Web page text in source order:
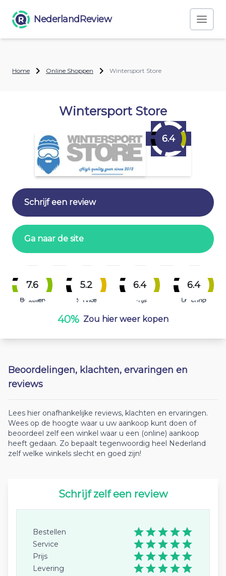
NederlandReview
Home Online Shoppen Wintersport Store
Wintersport Store
6.4
Schrijf een review
Ga naar de site
7.6
Bestellen
5.2
Service
6.4
Prijs
6.4
Levering
40% Zou hier weer kopen
Beoordelingen, klachten, ervaringen en
reviews
Lees hier onafhankelijke reviews, klachten en ervaringen.
Wees op de hoogte waar u uw aankoop kunt doen of
beoordeel zelf een winkel waar u een (online) aankoop
heeft gedaan. Zo bepaalt tegenwoordig heel Nederland
zelf welke winkels slecht en goed zijn!
Schrijf zelf een review
Bestellen
Service
Prijs
Levering